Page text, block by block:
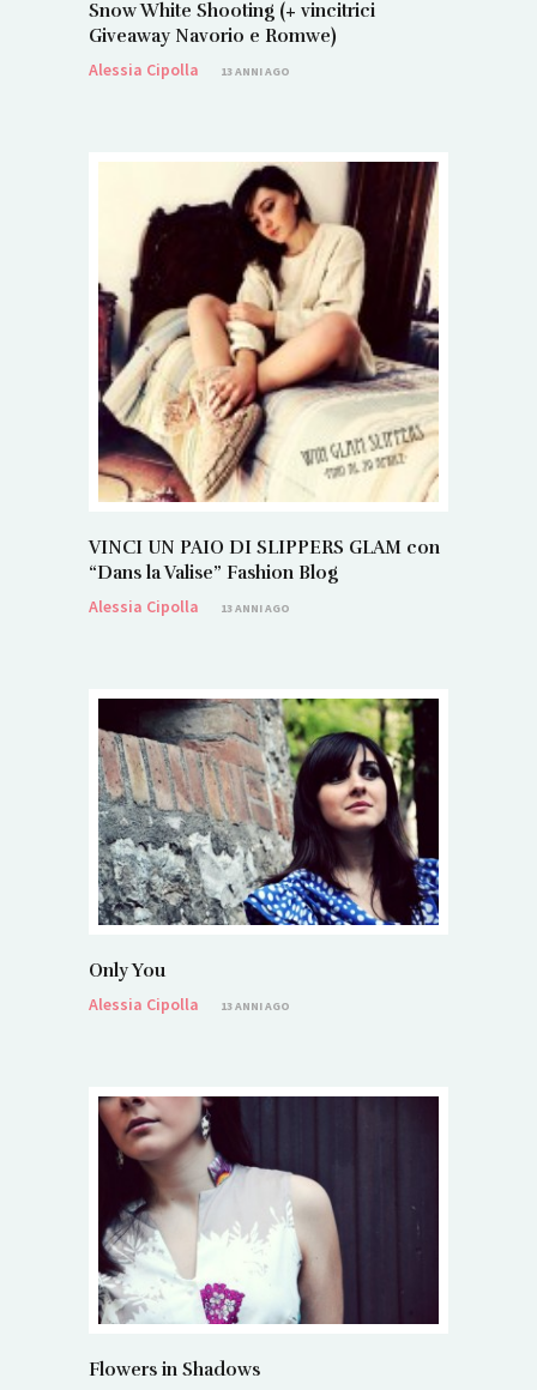
Snow White Shooting (+ vincitrici
Giveaway Navorio e Romwe)
Alessia Cipolla
13 ANNI AGO
VINCI UN PAIO DI SLIPPERS GLAM con
“Dans la Valise” Fashion Blog
Alessia Cipolla
13 ANNI AGO
Only You
Alessia Cipolla
13 ANNI AGO
Flowers in Shadows